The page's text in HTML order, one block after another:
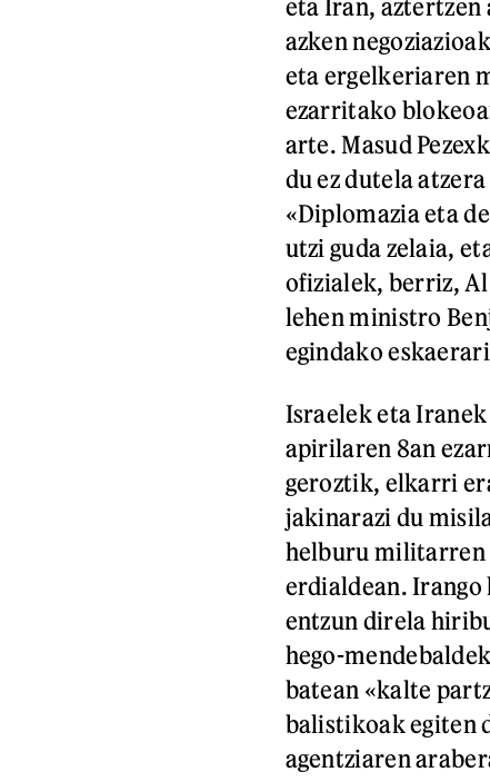
eta Iran, aztertzen
azken
eta ergelkeriaren
ezarritako
arte. Masud
du ez dutela
«Diplomazia eta
utzi guda zelaia,
ofizialek, berriz,
lehen ministro
egindako
Israelek eta
apirilaren 8an
geroztik, elkarri
jakinarazi du
helburu militarren
erdialdean.
entzun direla
hego-
batean «kalte
balistikoak egiten
agentziaren